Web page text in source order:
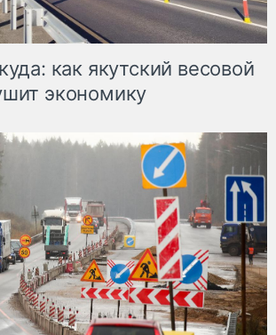
как якутский весовой
экономику